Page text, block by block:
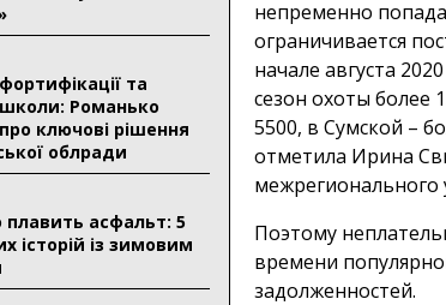
та
школи: Романько
ключові рішення
облради
плавить асфальт: 5
історій із зимовим
непременно
ограничивается
начале августа
сезон охоты более
5500, в Сумской –
отметила Ирина
межрегионального
Поэтому
времени
задолженностей.